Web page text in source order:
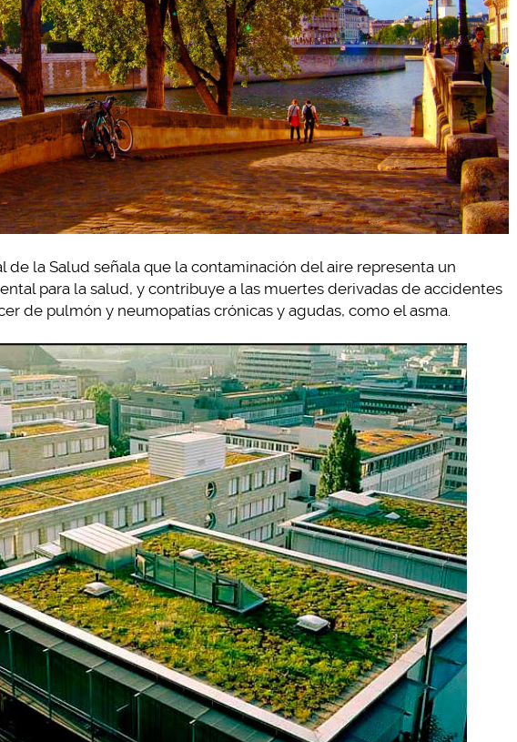
de la Salud señala que la contaminación del aire representa un
para la salud, y contribuye a las muertes derivadas de accidentes
de pulmón y neumopatías crónicas y agudas, como el asma.